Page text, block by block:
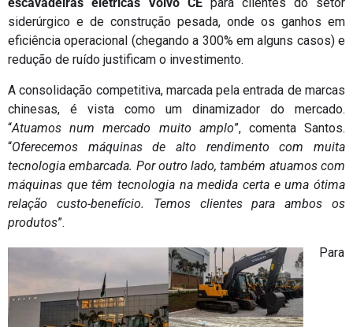
escavadeiras elétricas Volvo CE para clientes do setor
siderúrgico e de construção pesada, onde os ganhos em
eficiência operacional (chegando a 300% em alguns casos) e
redução de ruído justificam o investimento.
A consolidação competitiva, marcada pela entrada de marcas
chinesas, é vista como um dinamizador do mercado.
“Atuamos num mercado muito amplo”, comenta Santos.
“Oferecemos máquinas de alto rendimento com muita
tecnologia embarcada. Por outro lado, também atuamos com
máquinas que têm tecnologia na medida certa e uma ótima
relação custo-benefício. Temos clientes para ambos os
produtos”.
Para